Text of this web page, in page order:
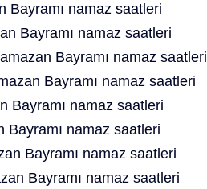
Bayramı namaz saatleri
Bayramı namaz saatleri
Bayramı namaz saatleri
Bayramı namaz saatleri
Bayramı namaz saatleri
Bayramı namaz saatleri
Bayramı namaz saatleri
Bayramı namaz saatleri